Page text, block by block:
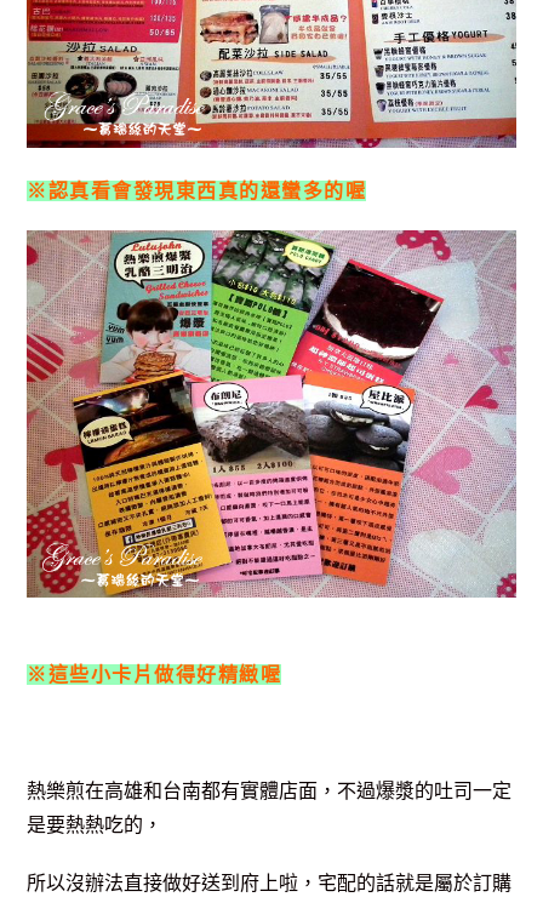
※認真看會發現東西真的還蠻多的喔
※這些小卡片做得好精緻喔
熱樂煎在高雄和台南都有實體店面，不過爆漿的吐司一定
是要熱熱吃的，
所以沒辦法直接做好送到府上啦，宅配的話就是屬於訂購